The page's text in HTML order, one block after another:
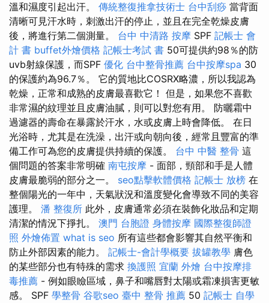
溫和濕度引起出汗。 傳統整復推拿技術士 台中刮痧 當背面
清晰可見汗水時，刺激出汗的停止，並且在完全乾燥皮膚
後，將進行第二個測量。 台中 中清路 按摩 SPF 記帳士 會
計 書 buffet外燴價格 記帳士考試 書 50可提供約98％的防
uvb射線保護，而SPF 優化 台中整骨推薦 台中按摩spa 30
的保護約為96.7％。 它的質地比COSRX略濃，所以我認為
乾燥，正常和成熟的皮膚最喜歡它！ 但是，如果您不喜歡
非常濕的紋理並且皮膚油膩，則可以對您有用。 防曬霜中
過濾器的壽命在暴露於汗水，水或皮膚上時會降低。 在日
光浴時，尤其是在洗澡，出汗或向朝向後，經常且豐富的準
備工作可為您的皮膚提供持續的保護。 台中 中醫 整骨 這
個問題的答案非常明確 南屯按摩 - 面部，頸部和手是人體
皮膚最脆弱的部分之一。 seo點擊軟體價格 記帳士 放榜 在
整個陽光的一年中，天氣狀況和溫度變化會導致不同的美容
護理。 潘 整復所 此外，皮膚通常必須在裝飾化妝品和定期
清潔的情況下掙扎。 澳門 台胞證 身體按摩 國際整復師證
照 外燴佈置 what is seo 所有這些都會影響其自然平衡和
防止外部因素的能力。 記帳士-會計學概要 拔罐教學 膚色
的某些部分也有特殊的需求 換護照 宜蘭 外燴 台中按摩排
毒推薦 - 例如眼瞼區域，鼻子和嘴唇對太陽或霜凍損害更敏
感。 SPF 學整骨 谷歌seo 臺中 整骨 推薦 50 記帳士 自學